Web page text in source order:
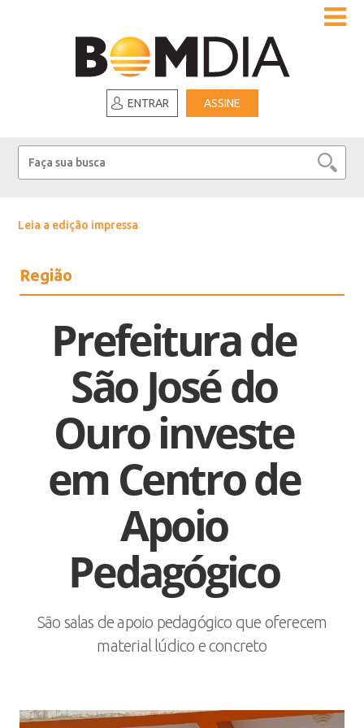
ENTRAR ASSINE
Leia a edição impressa
Região
Prefeitura de
São José do
Ouro investe
em Centro de
Apoio
Pedagógico
São salas de apoio pedagógico que oferecem
material lúdico e concreto